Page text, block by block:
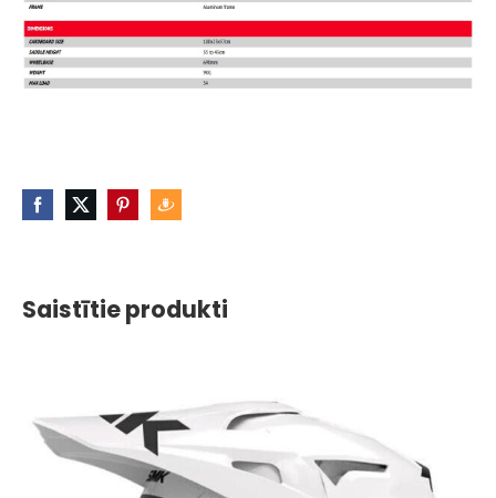
Saistītie produkti